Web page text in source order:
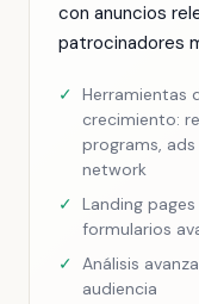
con anuncios
patrocinadores
✓ Herramientas
crecimiento:
programs, ads
network
✓ Landing
formularios
✓ Análisis
audiencia